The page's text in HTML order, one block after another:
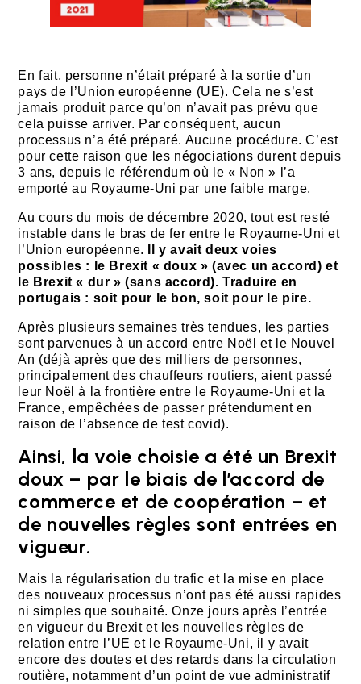
En fait, personne n’était préparé à la sortie d’un
pays de l’Union européenne (UE). Cela ne s’est
jamais produit parce qu’on n’avait pas prévu que
cela puisse arriver. Par conséquent, aucun
processus n’a été préparé. Aucune procédure. C’est
pour cette raison que les négociations durent depuis
3 ans, depuis le référendum où le « Non » l’a
emporté au Royaume-Uni par une faible marge.
Au cours du mois de décembre 2020, tout est resté
instable dans le bras de fer entre le Royaume-Uni et
l’Union européenne.
Il y avait deux voies
possibles : le Brexit « doux » (avec un accord) et
le Brexit « dur » (sans accord). Traduire en
portugais : soit pour le bon, soit pour le pire.
Après plusieurs semaines très tendues, les parties
sont parvenues à un accord entre Noël et le Nouvel
An (déjà après que des milliers de personnes,
principalement des chauffeurs routiers, aient passé
leur Noël à la frontière entre le Royaume-Uni et la
France, empêchées de passer prétendument en
raison de l’absence de test covid).
Ainsi, la voie choisie a été un Brexit
doux – par le biais de l’accord de
commerce et de coopération – et
de nouvelles règles sont entrées en
vigueur.
Mais la régularisation du trafic et la mise en place
des nouveaux processus n’ont pas été aussi rapides
ni simples que souhaité. Onze jours après l’entrée
en vigueur du Brexit et les nouvelles règles de
relation entre l’UE et le Royaume-Uni, il y avait
encore des doutes et des retards dans la circulation
routière, notamment d’un point de vue administratif